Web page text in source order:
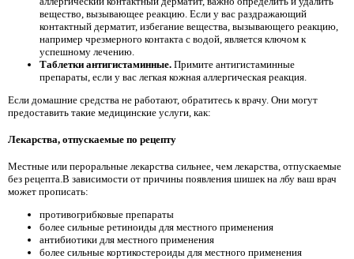
вещество, вызывающее реакцию. Если у вас раздражающий
контактный дерматит, избегание вещества, вызывающего реакцию,
например чрезмерного контакта с водой, является ключом к
успешному лечению.
Таблетки антигистаминные. Примите антигистаминные
препараты, если у вас легкая кожная аллергическая реакция.
Если домашние средства не работают, обратитесь к врачу. Они могут
предоставить такие медицинские услуги, как:
Лекарства, отпускаемые по рецепту
Местные или пероральные лекарства сильнее, чем лекарства, отпускаемые
без рецепта.В зависимости от причины появления шишек на лбу ваш врач
может прописать:
противогрибковые препараты
более сильные ретиноиды для местного применения
антибиотики для местного применения
более сильные кортикостероиды для местного применения